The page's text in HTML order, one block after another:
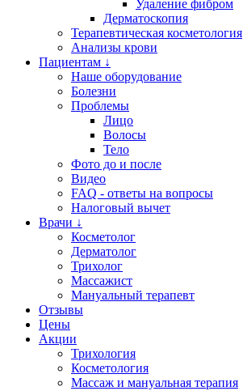
Удаление фибром
Дерматоскопия
Терапевтическая косметология
Анализы крови
Пациентам ↓
Наше оборудование
Болезни
Проблемы
Лицо
Волосы
Тело
Фото до и после
Видео
FAQ - ответы на вопросы
Налоговый вычет
Врачи ↓
Косметолог
Дерматолог
Трихолог
Массажист
Мануальный терапевт
Отзывы
Цены
Акции
Трихология
Косметология
Массаж и мануальная терапия